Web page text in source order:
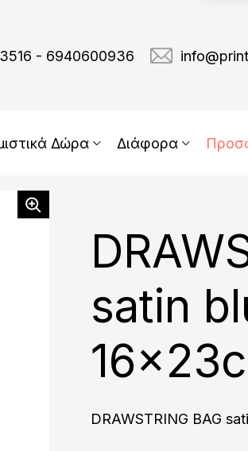
- 6940600936
Δώρα Διάφορα
satin
DRAWSTRING BAG